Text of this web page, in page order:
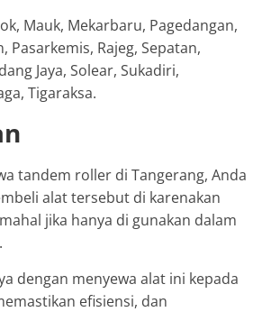
Mauk, Mekarbaru, Pagedangan,
Pasarkemis, Rajeg, Sepatan,
Jaya, Solear, Sukadiri,
Tigaraksa.
tandem roller di Tangerang, Anda
alat tersebut di karenakan
jika hanya di gunakan dalam
dengan menyewa alat ini kepada
efisiensi, dan